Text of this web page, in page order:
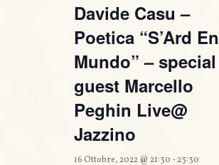
Davide Casu –
Poetica “S’Ard
Mundo” – special
guest Marcello
Peghin Live@
Jazzino
16 Ottobre, 2022 @ 21:30-23:30